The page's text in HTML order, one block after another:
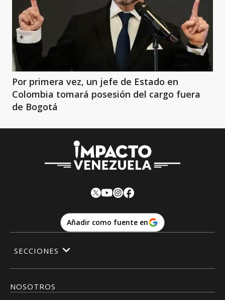
Por primera vez, un jefe de Estado en
Colombia tomará posesión del cargo fuera
de Bogotá
Añadir como fuente en
NOSOTROS
SECCIONES